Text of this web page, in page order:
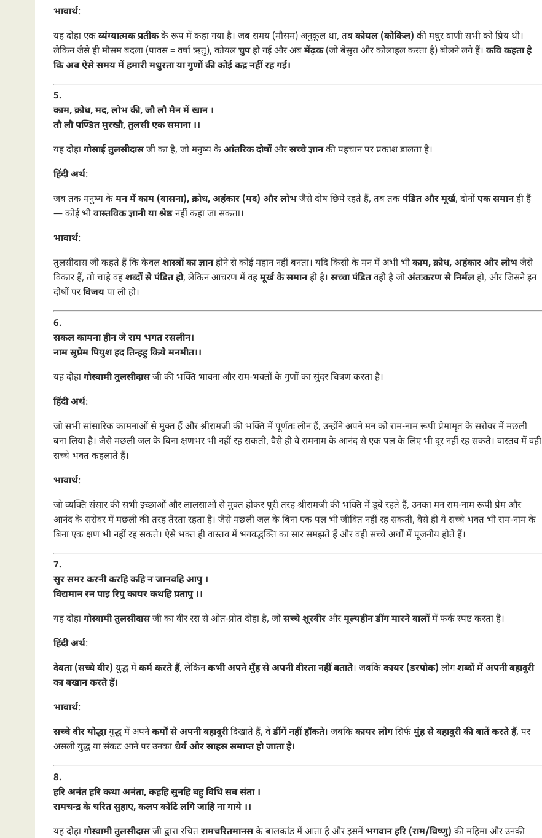
भावार्थ:
यह दोहा एक व्यंग्यात्मक प्रतीकके रूप में कहा गया है। जब समय (मौसम) अनुकूल था, तब कोयल (कोकिल) की मधुर वाणी सभी को प्रिय थी।
लेकिन जैसे ही मौसम बदला (पावस = वर्षा ऋतु), कोयलचुपहो गई और अब मेंढ़क(जो बेसुरा और कोलाहल करता है) बोलने लगे हैं। कवि कहता है
कि अब ऐसे समय में हमारी मधुरता या गुणों की कोई कद्र नहीं रह गई।
5.
काम, क्रोध, मद, लोभ की, जौ लौ मैन में खान ।
तौ लौ पण्डित मुरखौ, तुलसी एक समाना ।।
यह दोहा गोसाई तुलसीदासजी का है, जो मनुष्य के आंतरिक दोषोंऔरसच्चे ज्ञानकी पहचान पर प्रकाश डालता है।
हिंदी अर्थ:
जब तक मनुष्य के मन में काम (वासना), क्रोध, अहंकार (मद) और लोभ जैसे दोष छिपे रहते हैं, तब तक पंडित और मूर्ख, दोनों एक समानही हैं
— कोई भी वास्तविक ज्ञानी या श्रेष्ठ नहीं कहा जा सकता।
भावार्थ:
तुलसीदास जी कहते हैं कि केवलशास्त्रों का ज्ञानहोने से कोई महान नहीं बनता। यदि किसी के मन में अभी भी काम, क्रोध, अहंकार और लोभ जैसे
विकार हैं, तो चाहे वहशब्दों से पंडित हो, लेकिन आचरण में वहमूर्ख के समानही है। सच्चा पंडितवही है जो अंतःकरण से निर्मलहो, और जिसने इन
दोषों परविजय पा ली हो।
6.
सकल कामना हीन जे राम भगत रसलीन।
नाम सुप्रेम पियुश हद तिन्हहु किये मनमीत।।
यह दोहा गोस्वामी तुलसीदासजी की भक्ति भावना और राम-भक्तों के गुणों का सुंदर चित्रण करता है।
हिंदी अर्थ:
जो सभी सांसारिक कामनाओं से मुक्त हैं और श्रीरामजी की भक्ति में पूर्णतः लीन हैं, उन्होंने अपने मन को राम-नाम रूपी प्रेमामृत के सरोवर में मछली
बना लिया है। जैसे मछली जल के बिना क्षणभर भी नहीं रह सकती, वैसे ही वे रामनाम के आनंद से एक पल के लिए भी दूर नहीं रह सकते। वास्तव में वही
सच्चे भक्त कहलाते हैं।
भावार्थ:
जो व्यक्ति संसार की सभी इच्छाओं और लालसाओं से मुक्त होकर पूरी तरह श्रीरामजी की भक्ति में डूबे रहते हैं, उनका मन राम-नाम रूपी प्रेम और
आनंद के सरोवर में मछली की तरह तैरता रहता है। जैसे मछली जल के बिना एक पल भी जीवित नहीं रह सकती, वैसे ही ये सच्चे भक्त भी राम-नाम के
बिना एक क्षण भी नहीं रह सकते। ऐसे भक्त ही वास्तव में भगवद्भक्ति का सार समझते हैं और वही सच्चे अर्थों में पूजनीय होते हैं।
7.
सुर समर करनी करहि कहि न जानवहि आपु ।
विद्यमान रन पाइ रिपु कायर कथहि प्रतापु ।।
यह दोहा गोस्वामी तुलसीदासजी का वीर रस से ओत-प्रोत दोहा है, जो सच्चे शूरवीर औरमूल्यहीन डींग मारने वालोंमें फर्क स्पष्ट करता है।
हिंदी अर्थ:
देवता (सच्चे वीर) युद्ध मेंकर्म करते हैं, लेकिनकभी अपने मुँह से अपनी वीरता नहीं बताते। जबकि कायर (डरपोक) लोगशब्दों में अपनी बहादुरी
का बखान करते हैं।
भावार्थ:
सच्चे वीर योद्धायुद्ध में अपनेकर्मों से अपनी बहादुरीदिखाते हैं, वेडींगें नहीं हाँकते। जबकि कायर लोगसिर्फ मुंह से बहादुरी की बातें करते हैं, पर
असली युद्ध या संकट आने पर उनका धैर्य और साहस समाप्त हो जाता है।
8.
हरि अनंत हरि कथा अनंता, कहहि सुनहि बहु विधि सब संता ।
रामचन्द्र के चरित सुहाए, कलप कोटि लगि जाहि ना गाये ।।
यह दोहा गोस्वामी तुलसीदासजी द्वारा रचित रामचरितमानसके बालकांड में आता है और इसमेंभगवान हरि (राम/विष्णु) की महिमा और उनकी